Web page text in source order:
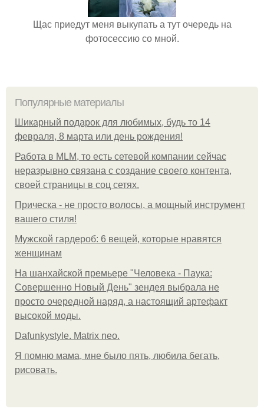
Щас приедут меня выкупать а тут очередь на
фотосессию со мной.
Популярные материалы
Шикарный подарок для любимых, будь то 14
февраля, 8 марта или день рождения!
Работа в MLM, то есть сетевой компании сейчас
неразрывно связана с создание своего контента,
своей страницы в соц сетях.
Прическа - не просто волосы, а мощный инструмент
вашего стиля!
Мужской гардероб: 6 вещей, которые нравятся
женщинам
На шанхайской премьере "Человека - Паука:
Совершенно Новый День" зендея выбрала не
просто очередной наряд, а настоящий артефакт
высокой моды.
Dafunkystyle. Matrix neo.
Я помню мама, мне было пять, любила бегать,
рисовать.